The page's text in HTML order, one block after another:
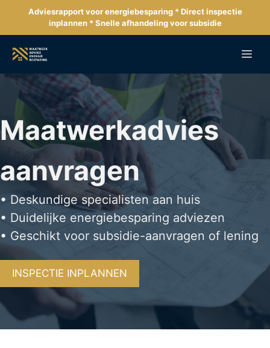
de
inhoud
Adviesrapport voor energiebesparing * Direct inspectie
inplannen * Snelle afhandeling voor subsidie
Maatwerkadvies
aanvragen
• Deskundige specialisten aan huis
• Duidelijke energiebesparing adviezen
• Geschikt voor subsidie-aanvragen of lening
INSPECTIE INPLANNEN